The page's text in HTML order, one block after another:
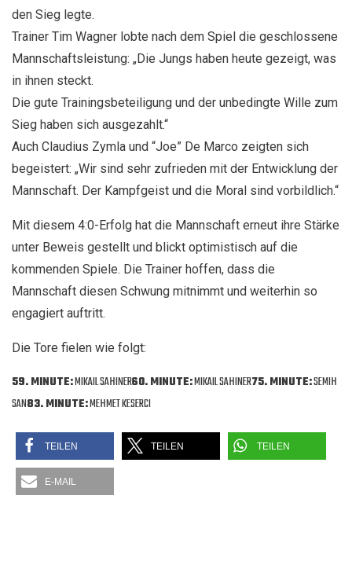
den Sieg legte.
Trainer Tim Wagner lobte nach dem Spiel die geschlossene
Mannschaftsleistung: „Die Jungs haben heute gezeigt, was
in ihnen steckt.
Die gute Trainingsbeteiligung und der unbedingte Wille zum
Sieg haben sich ausgezahlt.“
Auch Claudius Zymla und “Joe” De Marco zeigten sich
begeistert: „Wir sind sehr zufrieden mit der Entwicklung der
Mannschaft. Der Kampfgeist und die Moral sind vorbildlich.“
Mit diesem 4:0-Erfolg hat die Mannschaft erneut ihre Stärke
unter Beweis gestellt und blickt optimistisch auf die
kommenden Spiele. Die Trainer hoffen, dass die
Mannschaft diesen Schwung mitnimmt und weiterhin so
engagiert auftritt.
Die Tore fielen wie folgt:
59. MINUTE:MIKAIL SAHINER60. MINUTE:MIKAIL SAHINER75. MINUTE:SEMIH
SAN83. MINUTE:MEHMET KESERCI
TEILEN TEILEN TEILEN
E-MAIL